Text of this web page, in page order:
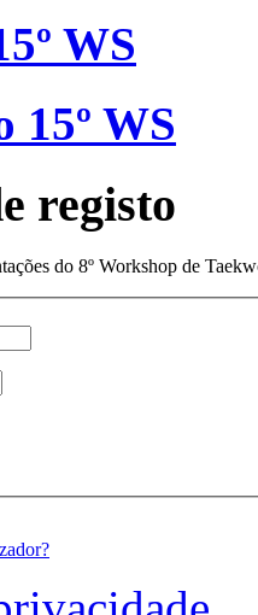
WS
15º WS
registo
do 8º Workshop de